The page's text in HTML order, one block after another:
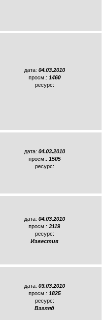
дата: 04.03.2010
просм.: 1460
ресурс:
дата: 04.03.2010
просм.: 1505
ресурс:
дата: 04.03.2010
просм.: 3119
ресурс:
Известия
дата: 03.03.2010
просм.: 1825
ресурс:
Взгляд